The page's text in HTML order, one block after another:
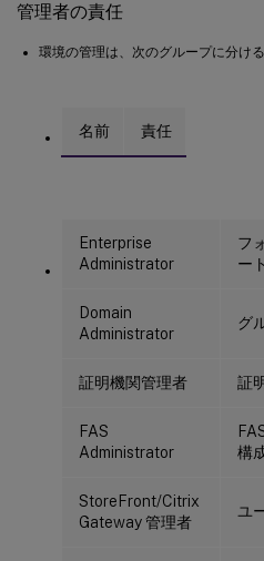
管理者の責任
環境の管理は、次のグループに分け
名前 責任
Enterprise
Administrator
フ
ー
Domain
Administrator
グ
証明機関管理者 証
FAS
Administrator
構
StoreFront/Citrix
Gateway 管理者
ユ